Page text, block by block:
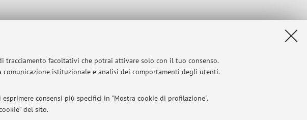
tracciamento facoltativi che potrai attivare solo con il tuo consenso.
istituzionale e analisi dei comportamenti degli utenti.
consensi più specifici in "Mostra cookie di profilazione".
del sito.